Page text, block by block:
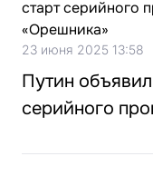
23 июня 2025 13:58
Путин
серийного